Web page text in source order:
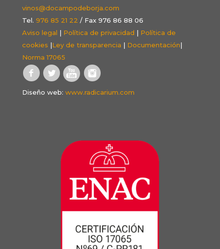
vinos@docampodeborja.com
Tel. 976 85 21 22 / Fax 976 86 88 06
Aviso legal | Política de privacidad | Política de
cookies |Ley de transparencia | Documentación|
Norma 17065
Diseño web: www.radicarium.com